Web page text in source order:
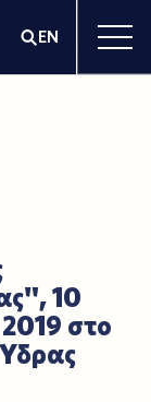
EN
10
στο